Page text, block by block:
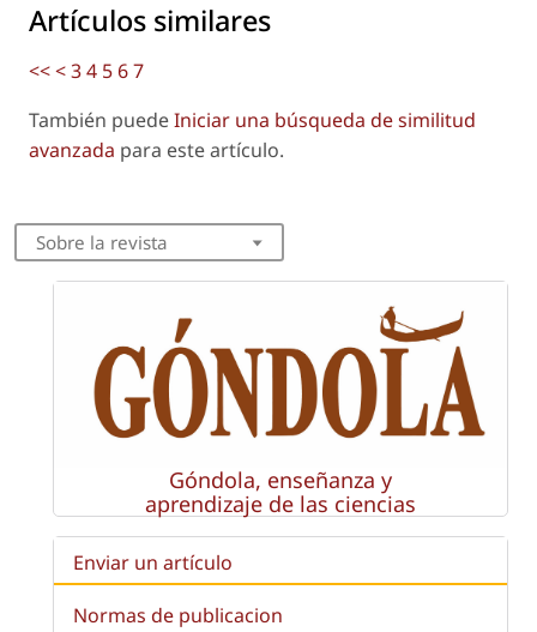
Artículos similares
<<<34 567
También puedeIniciar una búsqueda de similitud
avanzada para este artículo.
Sobre la revista
Góndola, enseñanza y
aprendizaje de las ciencias
Enviar un artículo
Normas de publicacion